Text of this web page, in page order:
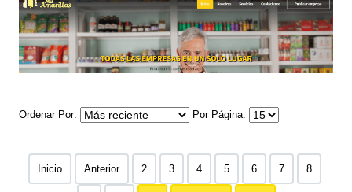
Ordenar Por Por Página
Inicio Anterior 2 3 4 5 6 7 8